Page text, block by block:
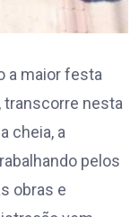
a maior festa
transcorre nesta
cheia, a
pelos
obras e